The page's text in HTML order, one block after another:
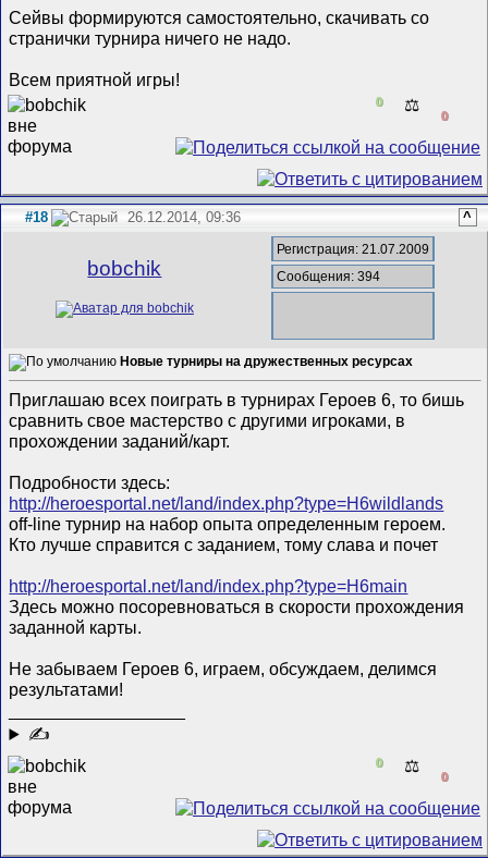
Сейвы формируются самостоятельно, скачивать со
странички турнира ничего не надо.
Всем приятной игры!
0 ⚖️
0
#18 26.12.2014, 09:36 ^
bobchik
Регистрация: 21.07.2009
Сообщения: 394
Новые турниры на дружественных ресурсах
Приглашаю всех поиграть в турнирах Героев 6, то бишь
сравнить свое мастерство с другими игроками, в
прохождении заданий/карт.
Подробности здесь:
http://heroesportal.net/land/index.php?type=H6wildlands
off-line турнир на набор опыта определенным героем.
Кто лучше справится с заданием, тому слава и почет
http://heroesportal.net/land/index.php?type=H6main
Здесь можно посоревноваться в скорости прохождения
заданной карты.
Не забываем Героев 6, играем, обсуждаем, делимся
результатами!
✍
0 ⚖️
0